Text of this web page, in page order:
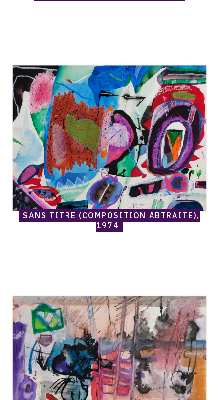
Norris
Embry,
Sans
titre
(Composition
abtraite),
1974
SANS TITRE (COMPOSITION ABTRAITE),
1974
Norris
Embry,
Sans
titre
(Cordon
Rouge),
1974